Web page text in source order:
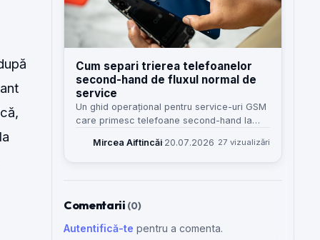
Cum separi trierea telefoanelor
second-hand de fluxul normal de
service
Un ghid operațional pentru service-uri GSM
care primesc telefoane second-hand la
să evite amestecul cu intrările normale în
Mircea Aiftincăi·20.07.2026 27 vizualizări
Comentarii (0)
Autentifică-te pentru a comenta.